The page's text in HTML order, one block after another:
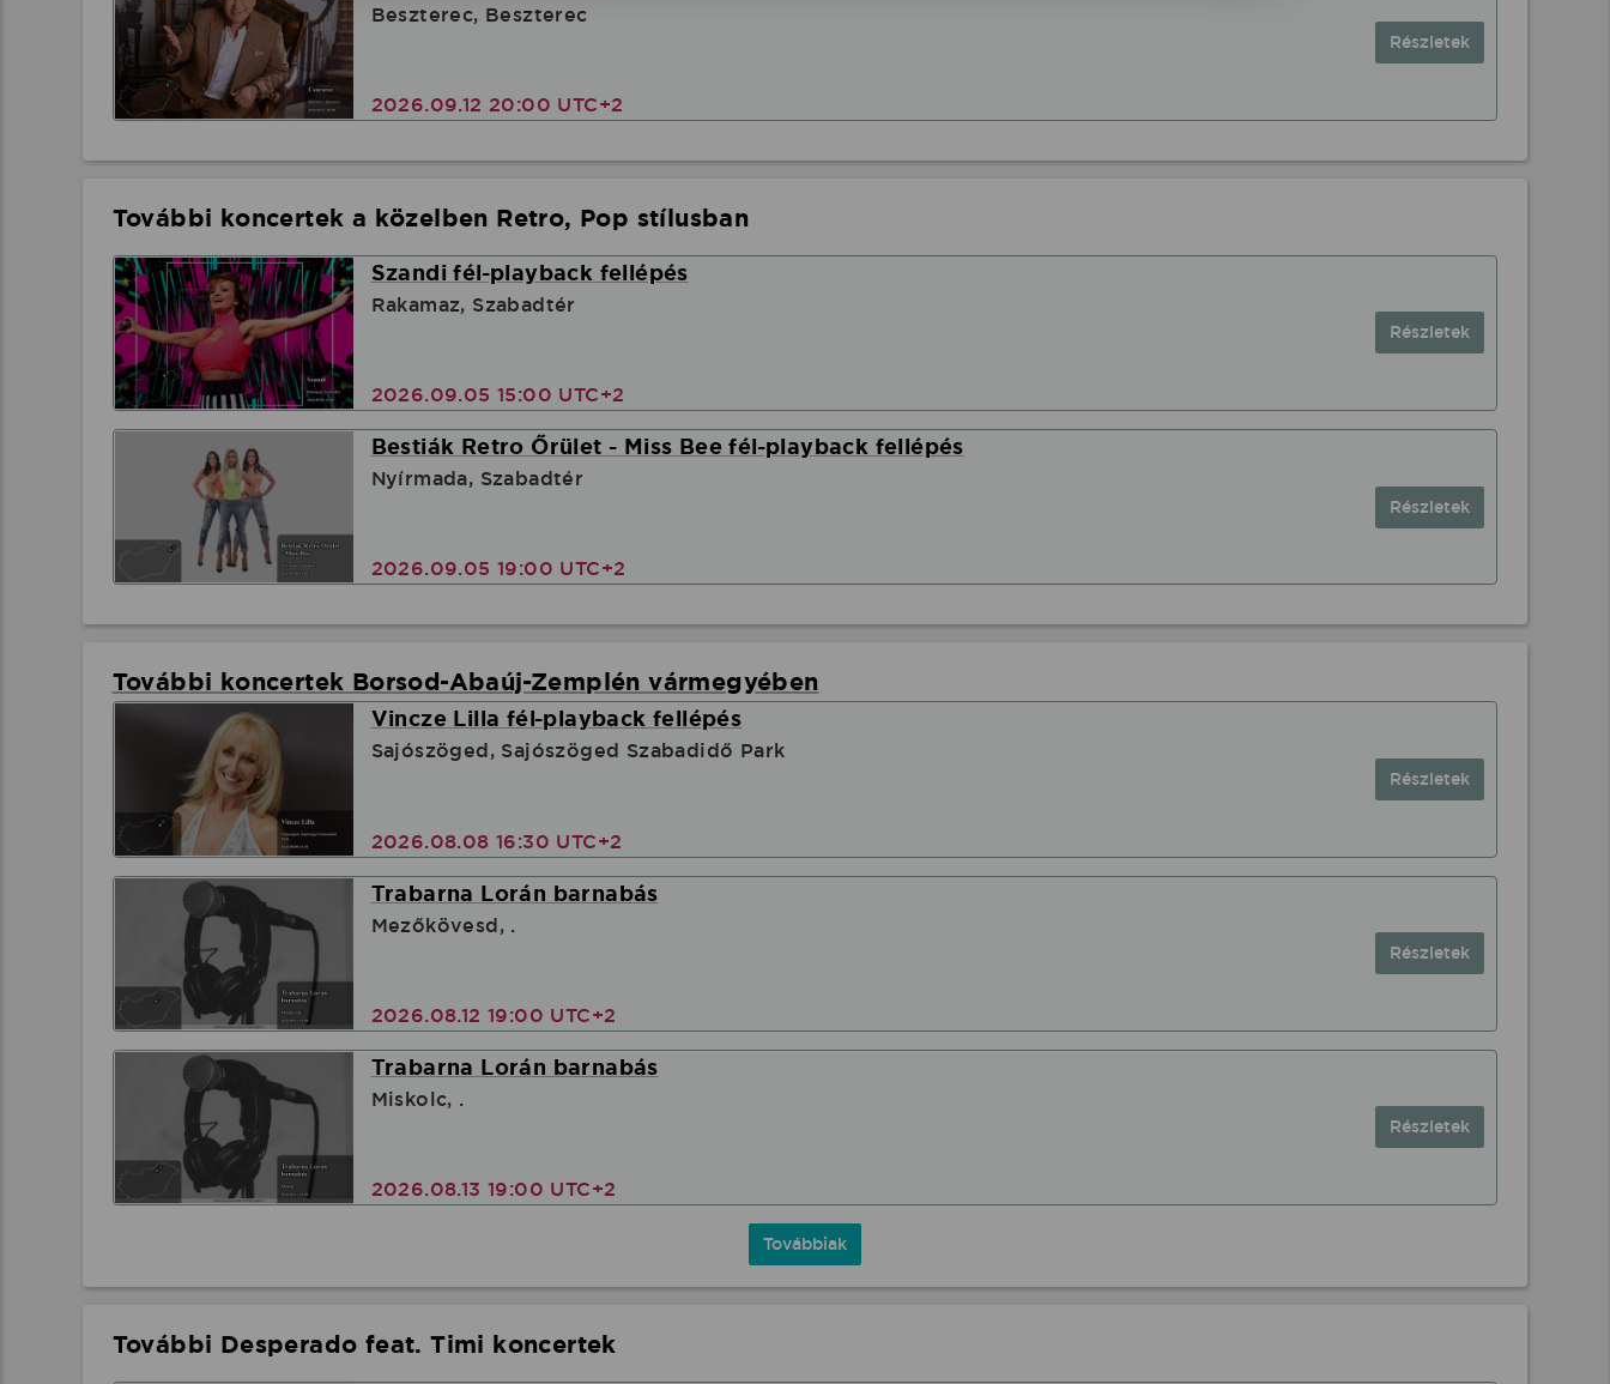
Beszterec, Beszterec
2026.09.12 20:00 UTC+2
Részletek
További koncertek a közelben Retro, Pop stílusban
Szandi fél-playback fellépés
Rakamaz, Szabadtér
2026.09.05 15:00 UTC+2
Részletek
Bestiák Retro Őrület - Miss Bee fél-playback fellépés
Nyírmada, Szabadtér
2026.09.05 19:00 UTC+2
Részletek
További koncertek Borsod-Abaúj-Zemplén vármegyében
Vincze Lilla fél-playback fellépés
Sajószöged, Sajószöged Szabadidő Park
2026.08.08 16:30 UTC+2
Részletek
Trabarna Lorán barnabás
Mezőkövesd, .
2026.08.12 19:00 UTC+2
Részletek
Trabarna Lorán barnabás
Miskolc, .
2026.08.13 19:00 UTC+2
Részletek
Továbbiak
További Desperado feat. Timi koncertek